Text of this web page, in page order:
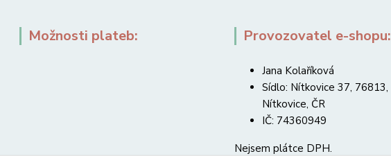
Možnosti plateb: Provozovatel e-shopu:
Jana Kolaříková
Sídlo: Nítkovice 37, 76813,
Nítkovice, ČR
IČ: 74360949
Nejsem plátce DPH.